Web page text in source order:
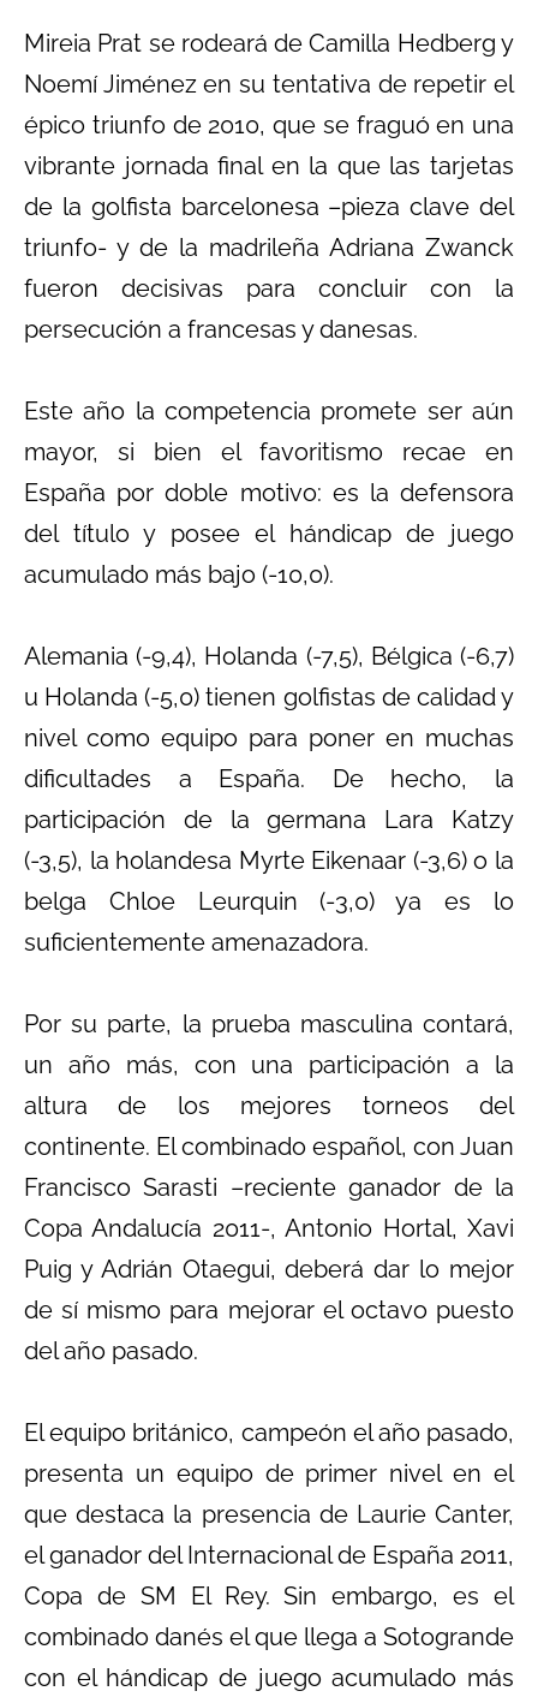
Mireia Prat se rodeará de Camilla Hedberg y
Noemí Jiménez en su tentativa de repetir el
épico triunfo de 2010, que se fraguó en una
vibrante jornada final en la que las tarjetas
de la golfista barcelonesa –pieza clave del
triunfo- y de la madrileña Adriana Zwanck
fueron decisivas para concluir con la
persecución a francesas y danesas.
Este año la competencia promete ser aún
mayor, si bien el favoritismo recae en
España por doble motivo: es la defensora
del título y posee el hándicap de juego
acumulado más bajo (-10,0).
Alemania (-9,4), Holanda (-7,5), Bélgica (-6,7)
u Holanda (-5,0) tienen golfistas de calidad y
nivel como equipo para poner en muchas
dificultades a España. De hecho, la
participación de la germana Lara Katzy
(-3,5), la holandesa Myrte Eikenaar (-3,6) o la
belga Chloe Leurquin (-3,0) ya es lo
suficientemente amenazadora.
Por su parte, la prueba masculina contará,
un año más, con una participación a la
altura de los mejores torneos del
continente. El combinado español, con Juan
Francisco Sarasti –reciente ganador de la
Copa Andalucía 2011-, Antonio Hortal, Xavi
Puig y Adrián Otaegui, deberá dar lo mejor
de sí mismo para mejorar el octavo puesto
del año pasado.
El equipo británico, campeón el año pasado,
presenta un equipo de primer nivel en el
que destaca la presencia de Laurie Canter,
el ganador del Internacional de España 2011,
Copa de SM El Rey. Sin embargo, es el
combinado danés el que llega a Sotogrande
con el hándicap de juego acumulado más